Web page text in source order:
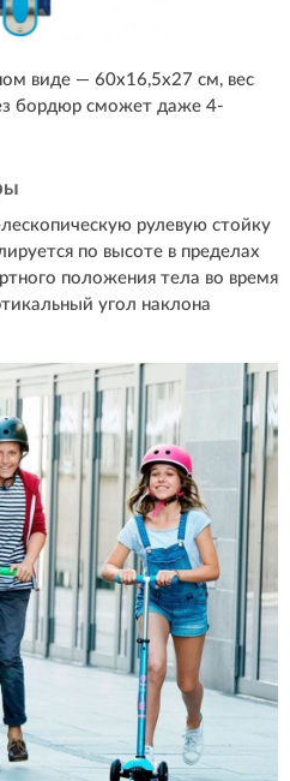
виде — 60x16,5x27 см, вес
бордюр сможет даже 4-
рулевую стойку
по высоте в пределах
положения тела во время
угол наклона